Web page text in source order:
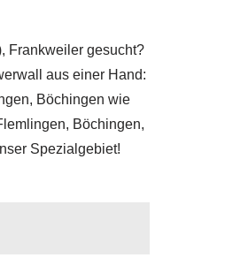
Frankweiler gesucht?
aus einer Hand:
Böchingen wie
Böchingen,
Spezialgebiet!